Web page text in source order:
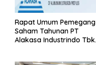
Rapat Umum Pemegang
Saham Tahunan PT
Alakasa Industrindo Tbk